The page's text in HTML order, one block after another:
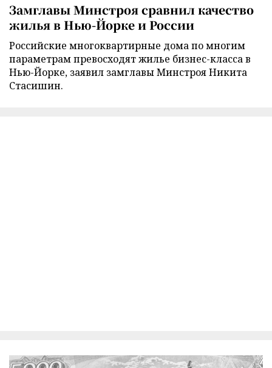
Замглавы Минстроя сравнил качество
жилья в Нью-Йорке и России
Российские многоквартирные дома по многим
параметрам превосходят жилье бизнес-класса в
Нью-Йорке, заявил замглавы Минстроя Никита
Стасишин.